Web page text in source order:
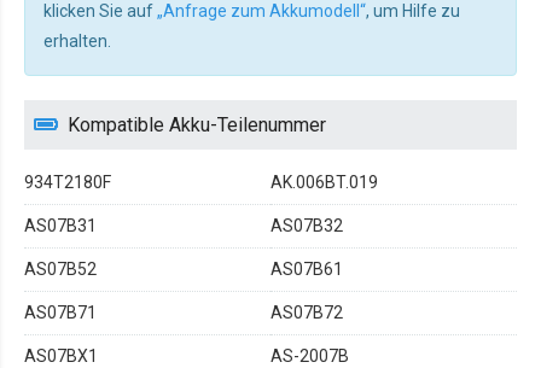
klicken Sie auf„Anfrage zum Akkumodell“, um Hilfe zu
erhalten.
Kompatible Akku-Teilenummer
934T2180F AK.006BT.019
AS07B31 AS07B32
AS07B52 AS07B61
AS07B71 AS07B72
AS07BX1 AS-2007B